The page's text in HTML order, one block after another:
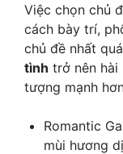
Việc chọn chủ
cách bày trí,
chủ đề nhất
tình trở nên hài
tượng mạnh
Romantic
mùi hương